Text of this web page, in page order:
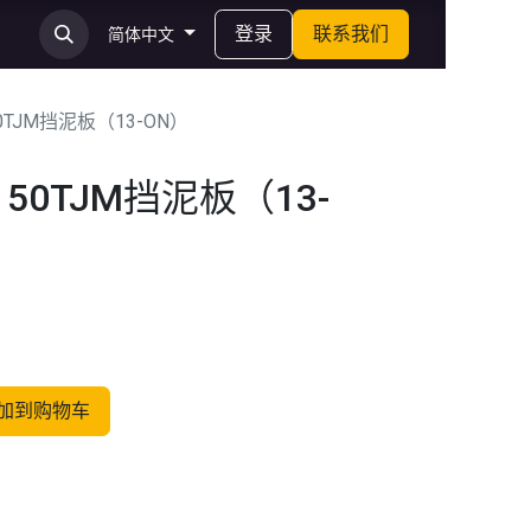
简体中文 登录 联系我们
挡泥板（13-ON）
挡泥板（13-
到购物车